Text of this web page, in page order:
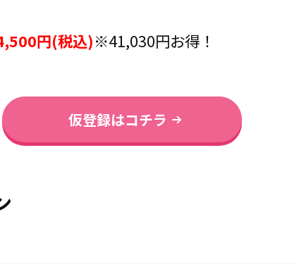
円(税込)※41,030円お得！
仮登録はコチラ